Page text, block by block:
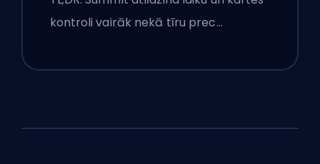
kontroli vairāk nekā tīru prec…